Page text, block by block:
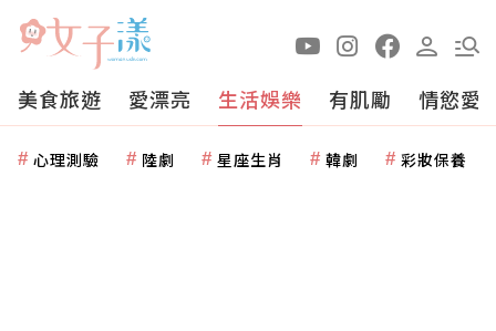
美食旅遊 愛漂亮 生活娛樂 有肌勵 情慾愛
心理測驗 陸劇 星座生肖 韓劇 彩妝保養